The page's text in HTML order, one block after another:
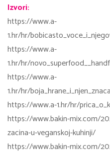
Izvori:
https://www.a-
1.hr/hr/
https://www.a-
1.hr/hr/
https://www.a-
1.hr/hr/
https://www.a-1.hr/hr/
https://www.bakin-mix.com/
zacina-u-veganskoj-kuhinji/
https://www.bakin-mix.com/